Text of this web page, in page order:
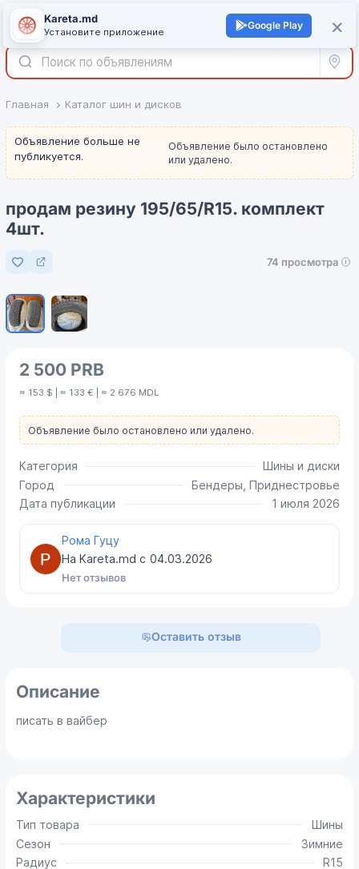
Войти +
Все
Главная Каталог шин и дисков
Объявление больше не
публикуется.
Объявление было остановлено
или удалено.
продам резину 195/65/R15. комплект
4шт.
Добавить в избранное
74 просмотра
2 500 PRB
≈ 153 $ | ≈ 133 € | ≈ 2 676 MDL
Объявление было остановлено или удалено.
Категория
Шины и диски
Город
Бендеры, Приднестровье
Дата публикации
1 июля 2026
Рома Гуцу
На Kareta.md с 04.03.2026
Нет отзывов
Оставить отзыв
Описание
писать в вайбер
Характеристики
Тип товара
Шины
Сезон
Зимние
Радиус
R15
×
Kareta.md
Установите приложение
Google Play